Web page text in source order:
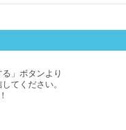
」ボタンより
てください。